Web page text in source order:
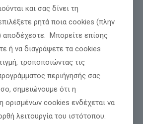
και σας δίνει τη
ρητά ποια cookies (πλην
αποδέχεστε. Μπορείτε επίσης
ή να διαγράψετε τα cookies
τροποποιώντας τις
περιήγησής σας
σημειώνουμε ότι η
ορισμένων cookies ενδέχεται να
λειτουργία του ιστότοπου.